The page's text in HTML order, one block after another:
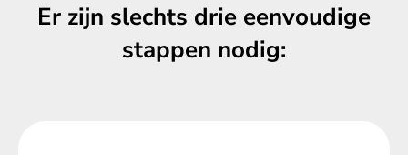
Er zijn slechts drie eenvoudige
stappen nodig: